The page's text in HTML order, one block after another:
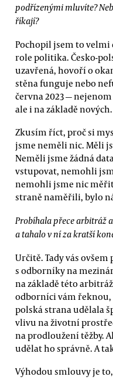
podřízenými mluvíte?
říkají?
Pochopil jsem to velmi
role politika. Česko-
uzavřená, hovoří o
stěna funguje nebo
června 2023 —
ale i na základě nových.
Zkusím říct, proč si
jsme neměli nic. Měli
Neměli jsme žádná
vstupovat, nemohli
nemohli jsme nic měřit
straně naměřili, bylo
Probíhala přece arbitráž
a tahalo v ní za kratší
Určitě. Tady vás
s odborníky na
na základě této
odborníci vám řeknou,
polská strana udělala
vlivu na životní
na prodloužení těžby.
udělat ho správně. A
Výhodou smlouvy je